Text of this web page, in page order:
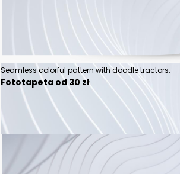
Seamless colorful pattern with doodle tractors.
Fototapeta od 30 zł